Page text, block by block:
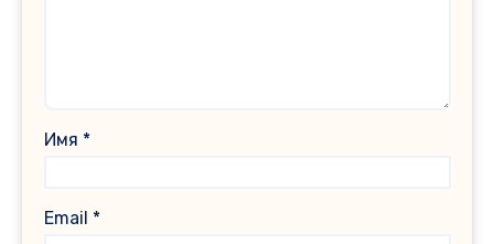
Имя *
Email *